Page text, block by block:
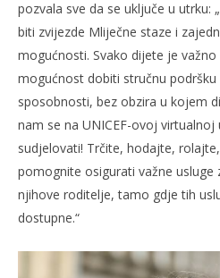
pozvala sve da se uključe u utrku:
biti zvijezde Mliječne staze i
mogućnosti. Svako dijete je
mogućnost dobiti stručnu
sposobnosti, bez obzira u kojem
nam se na UNICEF-ovoj
sudjelovati! Trčite, hodajte,
pomognite osigurati važne usluge
njihove roditelje, tamo gdje tih
dostupne.“